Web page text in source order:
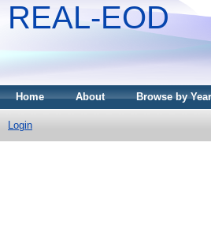
REAL-EOD
Home About Browse by Year
Login